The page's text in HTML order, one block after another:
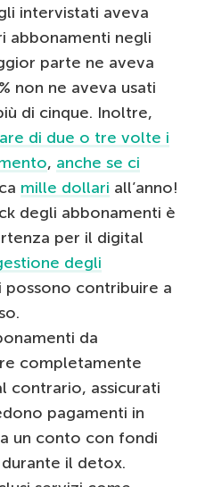
intervistati aveva
abbonamenti negli
parte ne aveva
non ne aveva usati
di cinque. Inoltre,
di due o tre volte i
, anche se ci
mille dollari all’anno!
degli abbonamenti è
per il digital
degli
possono contribuire a
da
completamente
contrario, assicurati
pagamenti in
un conto con fondi
il detox.